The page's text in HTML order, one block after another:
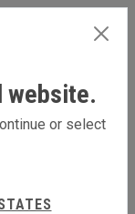
website.
or select